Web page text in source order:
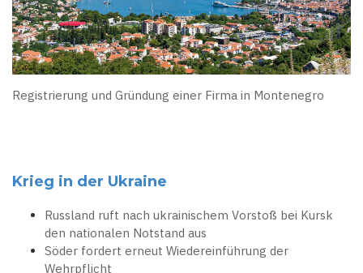
Registrierung und Gründung einer Firma in Montenegro
Krieg in der Ukraine
Russland ruft nach ukrainischem Vorstoß bei Kursk
den nationalen Notstand aus
Söder fordert erneut Wiedereinführung der
Wehrpflicht